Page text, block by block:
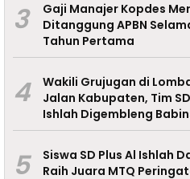
3
Gaji Manajer Kopdes
Ditanggung APBN
Tahun Pertama
4
Wakili Grujugan di
Jalan Kabupaten, Tim
Ishlah Digembleng
5
Siswa SD Plus Al Ishlah
Raih Juara MTQ